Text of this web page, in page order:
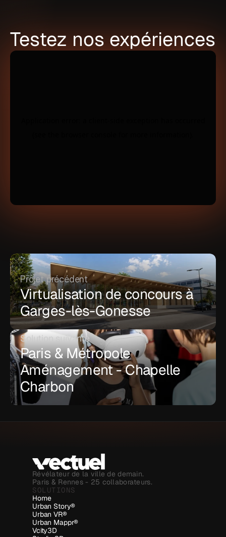
Testez nos expériences
Projet précédent
Virtualisation de concours à
Garges-lès-Gonesse
Solution suivante
Paris & Métropole
Aménagement - Chapelle
Charbon
Révélateur de la ville de demain.
Paris & Rennes - 25 collaborateurs.
SOLUTIONS
Home
Urban Story®
Urban VR®
Urban Mappr®
Vcity3D